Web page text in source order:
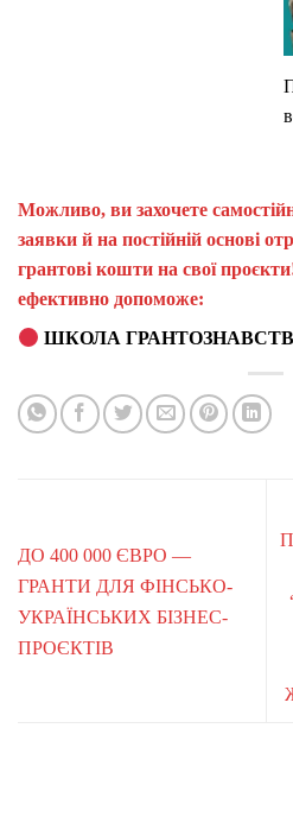
Можливо, ви захочете
заявки й на постійній основі
грантові кошти на свої
ефективно допоможе:
ШКОЛА
ДО 400 000 ЄВРО —
ГРАНТИ ДЛЯ ФІНСЬКО-
УКРАЇНСЬКИХ БІЗНЕС-
ПРОЄКТІВ